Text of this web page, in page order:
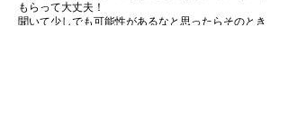
もらって大丈夫！
聞いて少しでも可能性があるなと思ったらそのとき